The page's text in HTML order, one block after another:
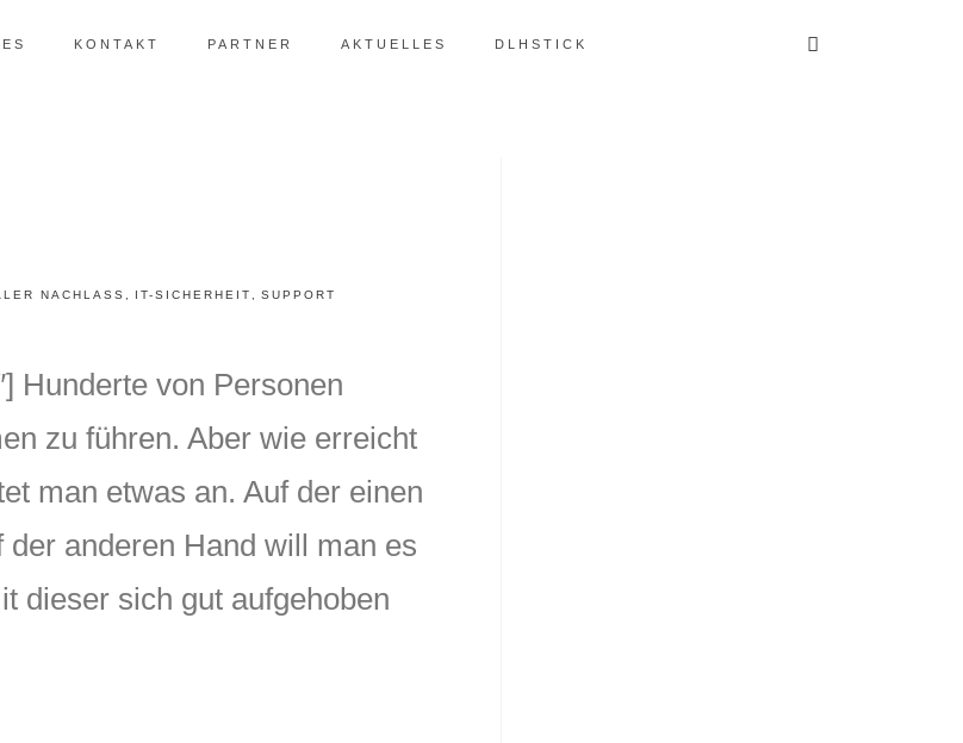
KONTAKT PARTNER AKTUELLES DLHSTICK
NACHLASS IT-SICHERHEIT SUPPORT
Hunderte von Personen
zu führen. Aber wie erreicht
man etwas an. Auf der einen
anderen Hand will man es
dieser sich gut aufgehoben